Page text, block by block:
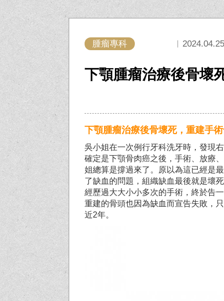
腫瘤專科 ︱2024.04.25
下顎腫瘤治療後骨壞
下顎腫瘤治療後骨壞死，重建手
吳小姐在一次例行牙科洗牙時，發現
確定是下顎骨肉癌之後，手術、放療
姐總算是撐過來了。原以為這已經是
了缺血的問題，組織缺血最後就是壞
經歷過大大小小多次的手術，終於告
重建的骨頭也因為缺血而宣告失敗，
近2年。